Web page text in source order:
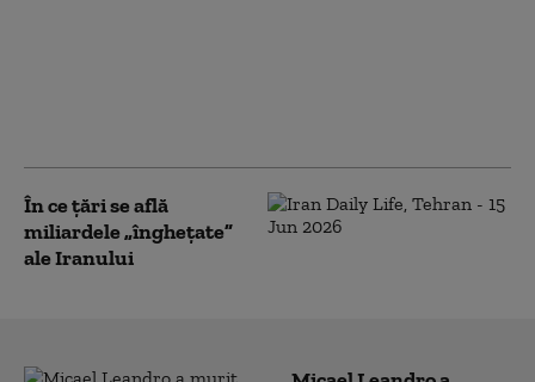
În ce țări se află
miliardele „înghețate”
ale Iranului